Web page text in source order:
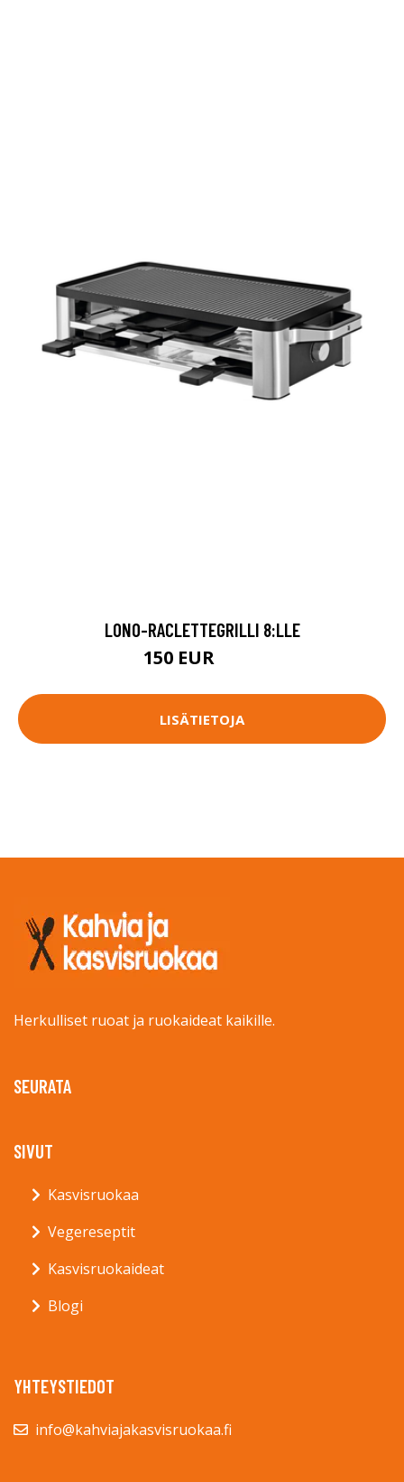
LONO-RACLETTEGRILLI 8:LLE
150 EUR
LISÄTIETOJA
Herkulliset ruoat ja ruokaideat kaikille.
SEURATA
SIVUT
Kasvisruokaa
Vegereseptit
Kasvisruokaideat
Blogi
YHTEYSTIEDOT
info@kahviajakasvisruokaa.fi